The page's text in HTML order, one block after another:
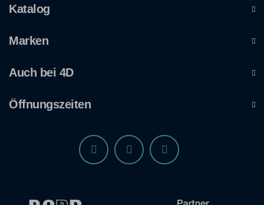
Katalog
Marken
Auch bei 4D
Öffnungszeiten